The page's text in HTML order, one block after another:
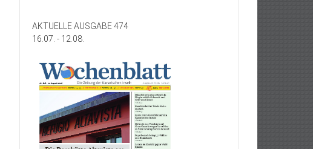
AKTUELLE AUSGABE 474
16.07. - 12.08.